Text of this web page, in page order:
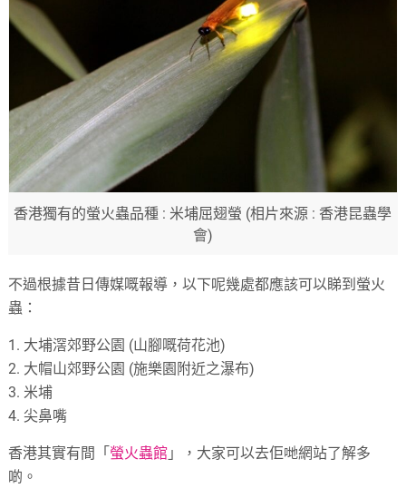
香港獨有的螢火蟲品種 : 米埔屈翅螢 (相片來源 : 香港昆蟲學
會)
不過根據昔日傳媒嘅報導，以下呢幾處都應該可以睇到螢火
蟲：
1. 大埔滘郊野公園 (山腳嘅荷花池)
2. 大帽山郊野公園 (施樂園附近之瀑布)
3. 米埔
4. 尖鼻嘴
香港其實有間「 螢火蟲館 」，大家可以去佢哋網站了解多
啲。